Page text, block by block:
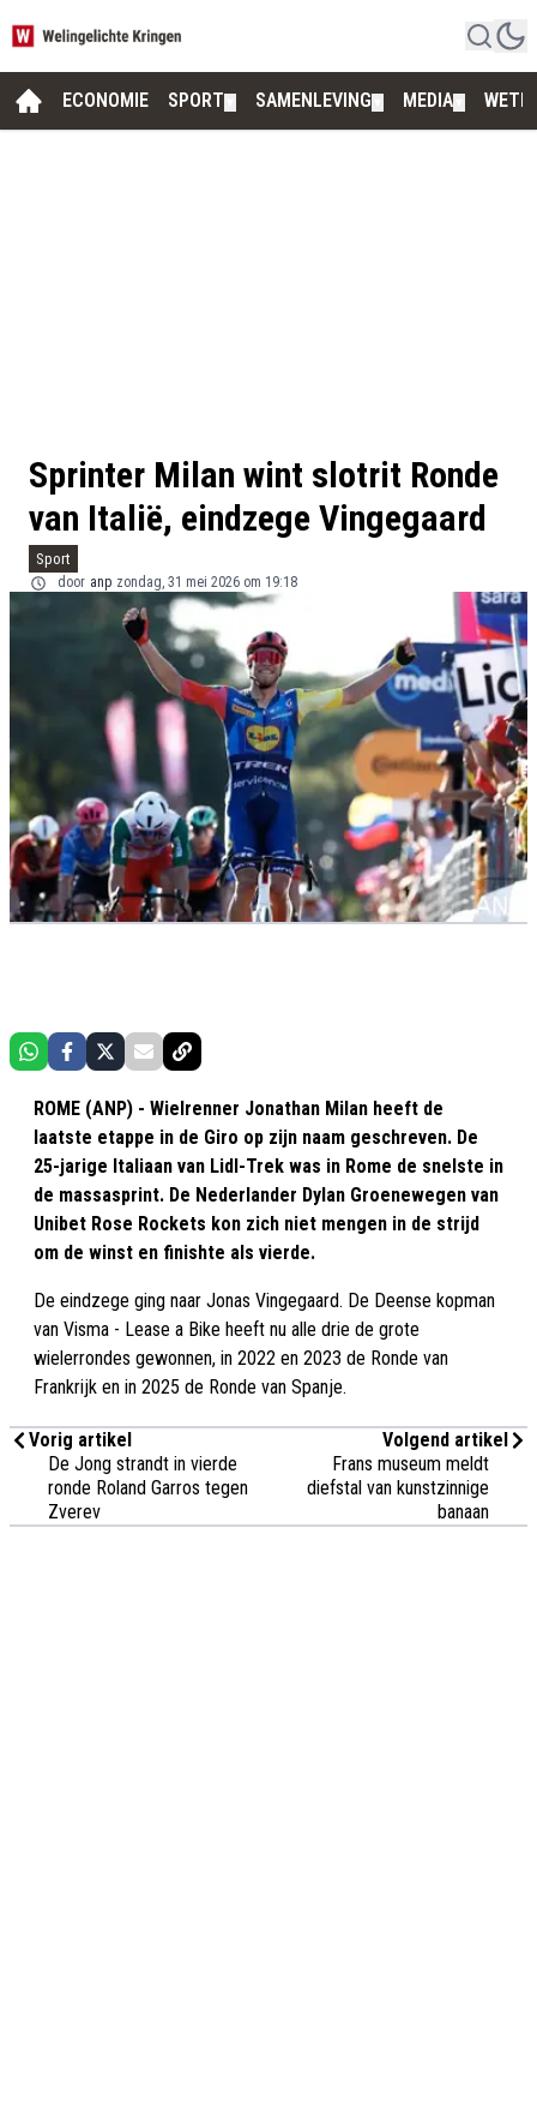
ECONOMIE SPORT SAMENLEVING MEDIA
Sprinter Milan wint slotrit Ronde
van Italië, eindzege Vingegaard
Sport
door anp zondag, 31 mei 2026 om 19:18
ROME (ANP) - Wielrenner Jonathan Milan heeft de
laatste etappe in de Giro op zijn naam geschreven. De
25-jarige Italiaan van Lidl-Trek was in Rome de snelste in
de massasprint. De Nederlander Dylan Groenewegen van
Unibet Rose Rockets kon zich niet mengen in de strijd
om de winst en finishte als vierde.
De eindzege ging naar Jonas Vingegaard. De Deense kopman
van Visma - Lease a Bike heeft nu alle drie de grote
wielerrondes gewonnen, in 2022 en 2023 de Ronde van
Frankrijk en in 2025 de Ronde van Spanje.
Vorig artikel
De Jong strandt in vierde
ronde Roland Garros tegen
Zverev
Volgend artikel
Frans museum meldt
diefstal van kunstzinnige
banaan